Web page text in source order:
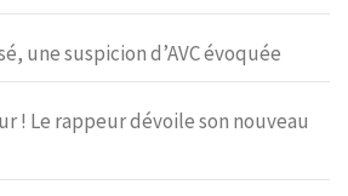
une suspicion d’AVC évoquée
! Le rappeur dévoile son nouveau